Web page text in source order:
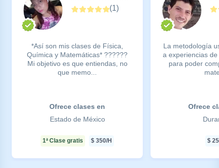
(1)
*Así son mis clases de Física,
Química y Matemáticas* ??????
Mi objetivo es que entiendas, no
que memo...
Ofrece clases en
Estado de México
1ª Clase gratis $ 350/H
La metodología
a experiencias
para poder
Ofrece
$ 25